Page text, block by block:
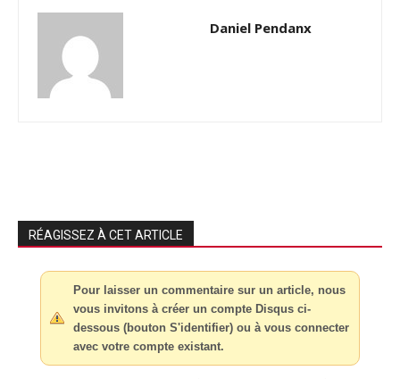
Daniel Pendanx
RÉAGISSEZ À CET ARTICLE
Pour laisser un commentaire sur un article, nous
vous invitons à créer un compte Disqus ci-
dessous (bouton S'identifier) ou à vous connecter
avec votre compte existant.